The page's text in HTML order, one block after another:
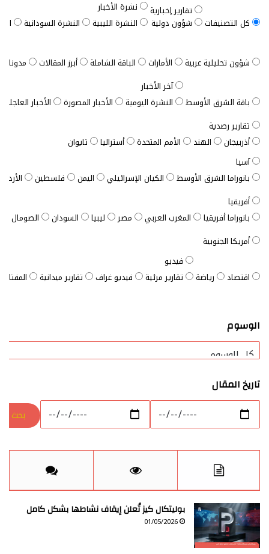
كل التصنيفات
تقارير إخبارية
شؤون دولية
نشرة الأخبار
النشرة الليبية
النشرة السودانية
شؤون تحليلية عربية الأمارات الباقة الشاملة أبرز المقالات مدونات
باقة الشرق الأوسط
آخر الأخبار
النشرة اليومية
الأخبار المصورة
الأخبار العاجلة
تقارير رصدية
أذربيجان
الهند الأمم المتحدة أستراليا
تايوان
آسيا
بانوراما الشرق الأوسط
الكيان الإسرائيلي اليمن فلسطين
الأردن
أفريقيا
بانوراما أفريقيا
المغرب العربي مصر ليبيا السودان الصومال
أمريكا الجنوبية
اقتصاد رياضة
فيديو
تقارير مرئية
فيديو غراف تقارير ميدانية
الوسوم
تاريخ المقال
بوليتكال كيز تُعلن إيقاف نشاطها بشكل كامل
01/05/2026